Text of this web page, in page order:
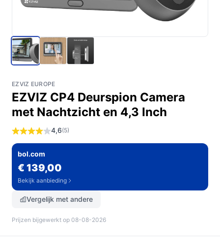
EZVIZ EUROPE
EZVIZ CP4 Deurspion Camera
met Nachtzicht en 4,3 Inch
4,6(5)
bol.com
€ 139,00
Bekijk aanbieding
Vergelijk met andere
Prijzen bijgewerkt op 08-08-2026